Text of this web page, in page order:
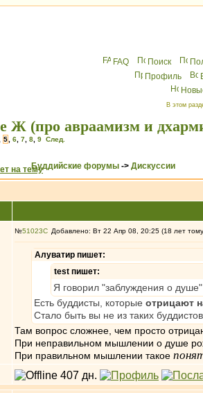
FAQ Поиск
Профиль
В этом
Ж (про авраамизм и
5 6 7 8 9 След.
Буддийские форумы -> Дискуссии
№51023 Добавлено: Вт 22 Апр 08, 20:25 (18 лет
Алуватир пишет:
test пишет:
Я говорил "заблуждения о
Есть буддисты, которые отрицают
Стало быть вы не из таких
Там вопрос сложнее, чем просто
При неправильном мышлении о душе
При правильном мышлении такое